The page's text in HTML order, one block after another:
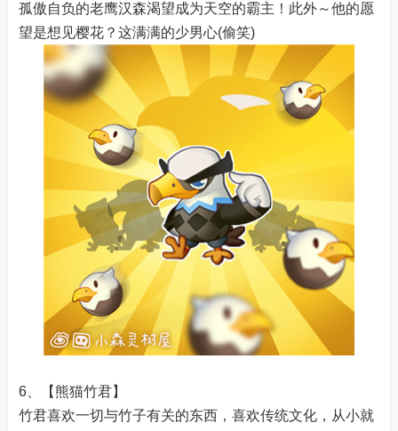
孤傲自负的老鹰汉森渴望成为天空的霸主！此外～他的愿
望是想见樱花？这满满的少男心(偷笑)
6、【熊猫竹君】
竹君喜欢一切与竹子有关的东西，喜欢传统文化，从小就